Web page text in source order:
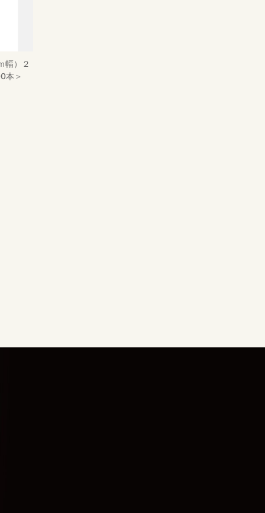
幅）２
本＞